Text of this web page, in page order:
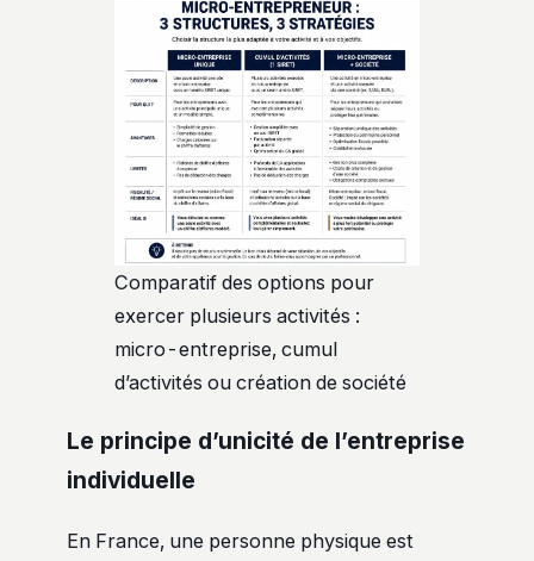
Comparatif des options pour
exercer plusieurs activités :
micro-entreprise, cumul
d’activités ou création de société
Le principe d’unicité de l’entreprise
individuelle
En France, une personne physique est